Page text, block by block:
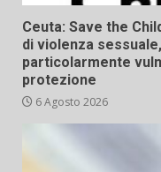
Ceuta: Save the
di violenza
particolarmente
protezione
6 Agosto 2026